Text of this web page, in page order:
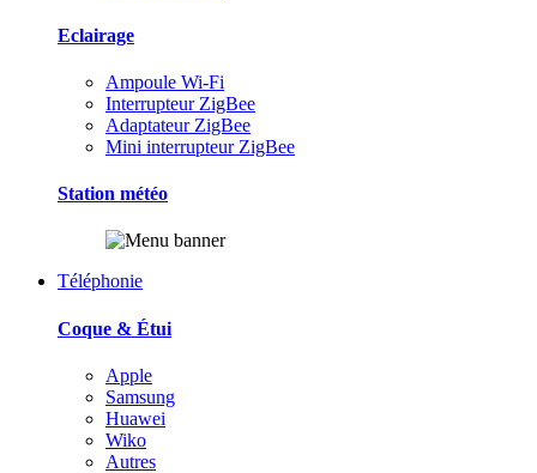
Eclairage
Ampoule Wi-Fi
Interrupteur ZigBee
Adaptateur ZigBee
Mini interrupteur ZigBee
Station météo
Téléphonie
Coque & Étui
Apple
Samsung
Huawei
Wiko
Autres